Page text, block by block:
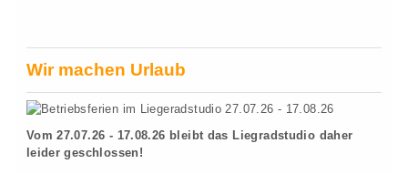
Wir machen Urlaub
Vom 27.07.26 - 17.08.26 bleibt das Liegradstudio daher
leider geschlossen!